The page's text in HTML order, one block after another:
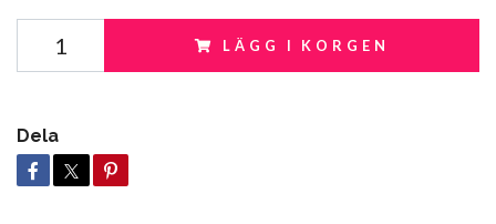
LÄGG I KORGEN
Dela